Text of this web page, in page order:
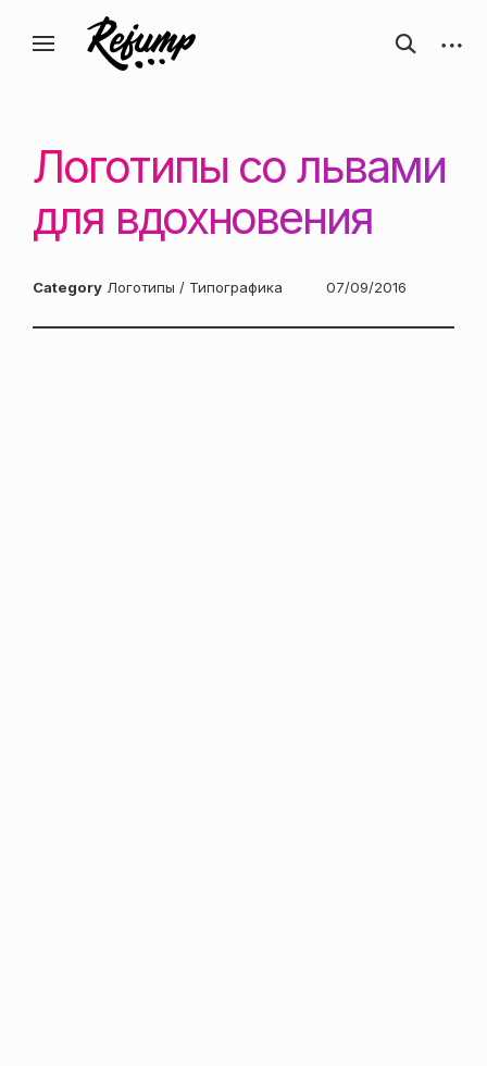
содержанию
Искусство, дизайн, вдохновение —
ReJump.ru
Блог о творчестве
открыть
форму
Логотипы со львами
для вдохновения
Category Логотипы / Типографика
Posted
07/09/2016